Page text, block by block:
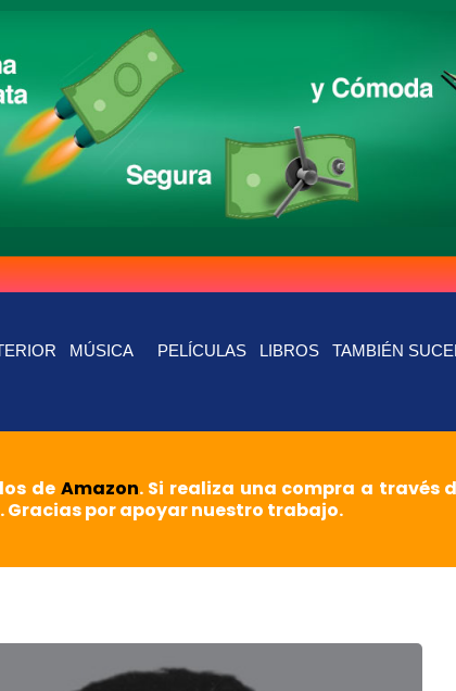
MÚSICA PELÍCULAS LIBROS TAMBIÉN
de Amazon. Si realiza una compra a través
por apoyar nuestro trabajo.